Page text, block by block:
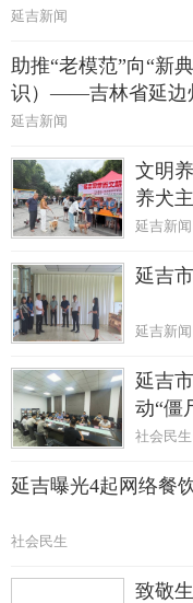
延吉新闻
助推“老模范”向“新
识）——吉林省延边
同体建设纪实
延吉新闻
文明
养犬
延吉新闻
延吉
延吉新闻
延吉
动“僵
社会民生
延吉曝光4起网络餐
社会民生
致敬